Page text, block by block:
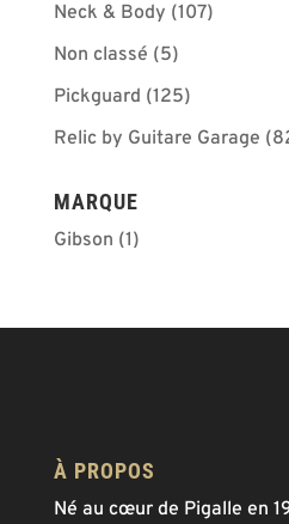
Neck & Body (107)
Non classé (5)
Pickguard (125)
Relic by Guitare Garage
MARQUE
Gibson (1)
À PROPOS
Né au cœur de Pigalle en